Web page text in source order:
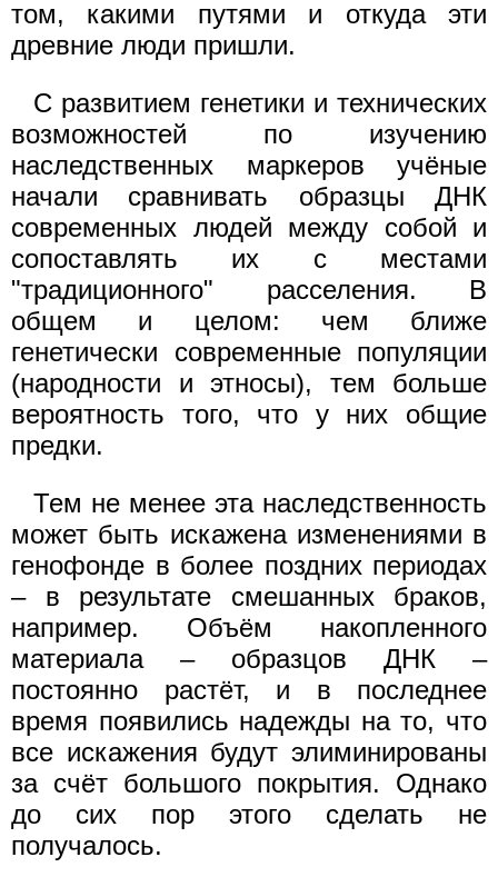
том, какими путями и откуда эти
древние люди пришли.
С развитием генетики и технических
возможностей по изучению
наследственных маркеров учёные
начали сравнивать образцы ДНК
современных людей между собой и
сопоставлять их с местами
"традиционного" расселения. В
общем и целом: чем ближе
генетически современные популяции
(народности и этносы), тем больше
вероятность того, что у них общие
предки.
Тем не менее эта наследственность
может быть искажена изменениями в
генофонде в более поздних периодах
– в результате смешанных браков,
например. Объём накопленного
материала – образцов ДНК –
постоянно растёт, и в последнее
время появились надежды на то, что
все искажения будут элиминированы
за счёт большого покрытия. Однако
до сих пор этого сделать не
получалось.